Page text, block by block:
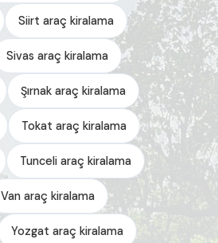
Siirt araç kiralama
Sivas araç kiralama
Şırnak araç kiralama
Tokat araç kiralama
Tunceli araç kiralama
Van araç kiralama
Yozgat araç kiralama